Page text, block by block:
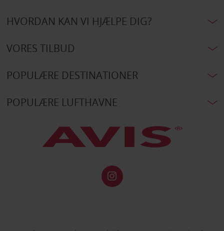
HVORDAN KAN VI HJÆLPE DIG?
VORES TILBUD
POPULÆRE DESTINATIONER
POPULÆRE LUFTHAVNE